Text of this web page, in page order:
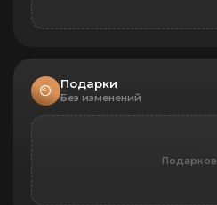
Подарки
Без изменений
Подарков